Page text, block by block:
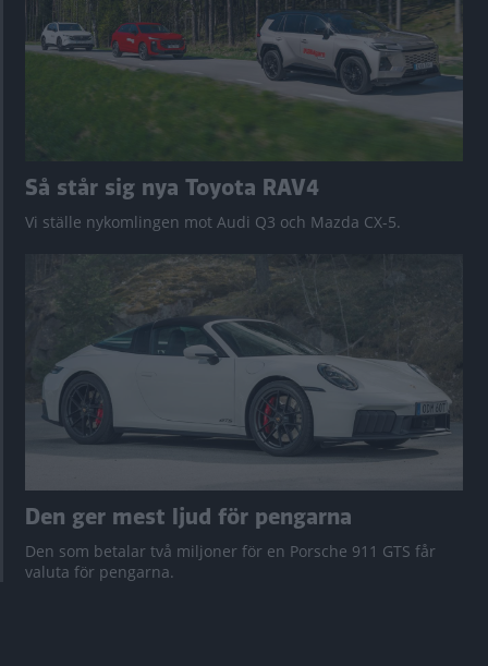
Så står sig nya Toyota RAV4
Vi ställe nykomlingen mot Audi Q3 och Mazda CX-5.
Den ger mest ljud för pengarna
Den som betalar två miljoner för en Porsche 911 GTS får
valuta för pengarna.